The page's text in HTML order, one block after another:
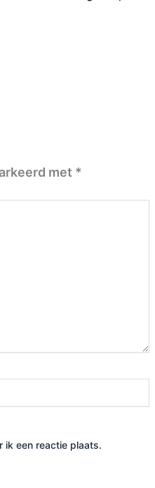
met *
ik een reactie plaats.